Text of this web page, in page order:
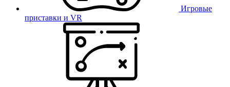
Игровые
приставки и VR